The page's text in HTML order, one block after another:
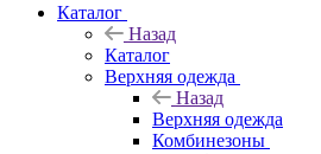
Каталог
Назад
Каталог
Верхняя одежда
Назад
Верхняя одежда
Комбинезоны